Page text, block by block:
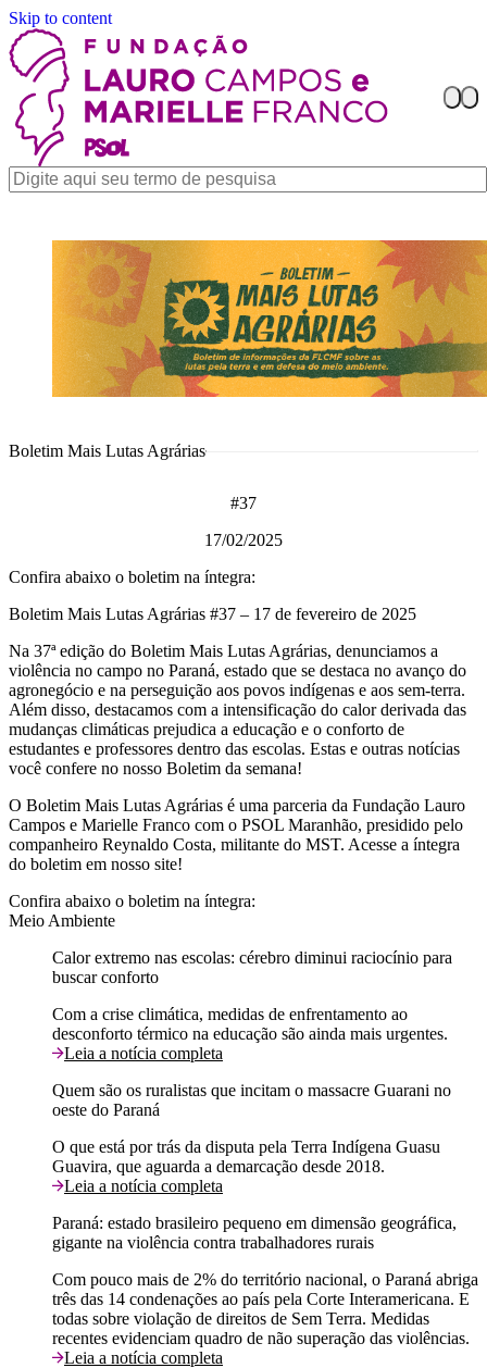
Skip to content
Boletim Mais Lutas Agrárias
#37
17/02/2025
Confira abaixo o boletim na íntegra:
Boletim Mais Lutas Agrárias #37 – 17 de fevereiro de 2025
Na 37ª edição do Boletim Mais Lutas Agrárias, denunciamos a
violência no campo no Paraná, estado que se destaca no avanço do
agronegócio e na perseguição aos povos indígenas e aos sem-terra.
Além disso, destacamos com a intensificação do calor derivada das
mudanças climáticas prejudica a educação e o conforto de
estudantes e professores dentro das escolas. Estas e outras notícias
você confere no nosso Boletim da semana!
O Boletim Mais Lutas Agrárias é uma parceria da Fundação Lauro
Campos e Marielle Franco com o PSOL Maranhão, presidido pelo
companheiro Reynaldo Costa, militante do MST. Acesse a íntegra
do boletim em nosso site!
Confira abaixo o boletim na íntegra:
Meio Ambiente
Calor extremo nas escolas: cérebro diminui raciocínio para
buscar conforto
Com a crise climática, medidas de enfrentamento ao
desconforto térmico na educação são ainda mais urgentes.
Leia a notícia completa
Quem são os ruralistas que incitam o massacre Guarani no
oeste do Paraná
O que está por trás da disputa pela Terra Indígena Guasu
Guavira, que aguarda a demarcação desde 2018.
Leia a notícia completa
Paraná: estado brasileiro pequeno em dimensão geográfica,
gigante na violência contra trabalhadores rurais
Com pouco mais de 2% do território nacional, o Paraná abriga
três das 14 condenações ao país pela Corte Interamericana. E
todas sobre violação de direitos de Sem Terra. Medidas
recentes evidenciam quadro de não superação das violências.
Leia a notícia completa